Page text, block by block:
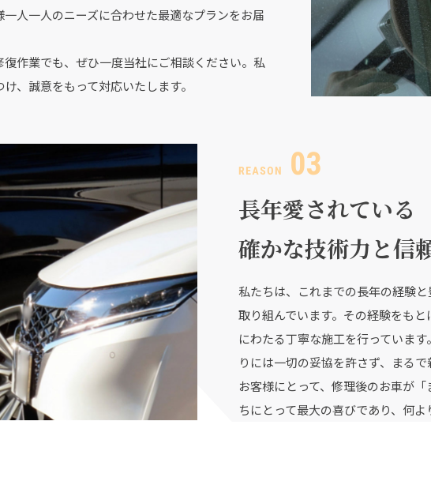
人一人のニーズに合わせた最適なプランをお届
作業でも、ぜひ一度当社にご相談ください。私
、誠意をもって対応いたします。
長年愛されている
確かな技術力と信
私たちは、これまでの長年の経験
取り組んでいます。その経験をも
にわたる丁寧な施工を行っていま
りには一切の妥協を許さず、まる
お客様にとって、修理後のお車が
ちにとって最大の喜びであり、何